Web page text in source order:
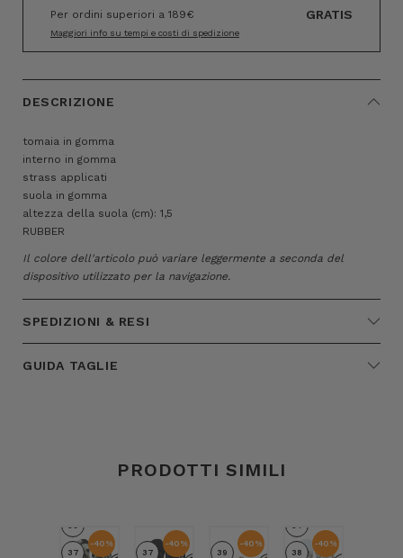
Per ordini superiori a 189€
GRATIS
Maggiori info su tempi e costi di spedizione
DESCRIZIONE
tomaia in gomma
interno in gomma
strass applicati
suola in gomma
altezza della suola (cm): 1,5
RUBBER
Il colore dell'articolo può variare leggermente a seconda del
dispositivo utilizzato per la navigazione.
SPEDIZIONI & RESI
GUIDA TAGLIE
PRODOTTI SIMILI
-40%
37
-40%
37
-40%
39
-40%
38